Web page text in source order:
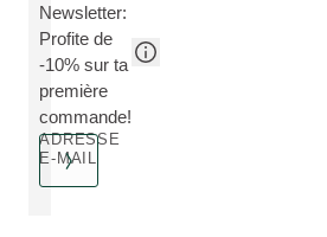
Newsletter:
Profite de
-10% sur ta
première
commande!
ADRESSE
E-MAIL